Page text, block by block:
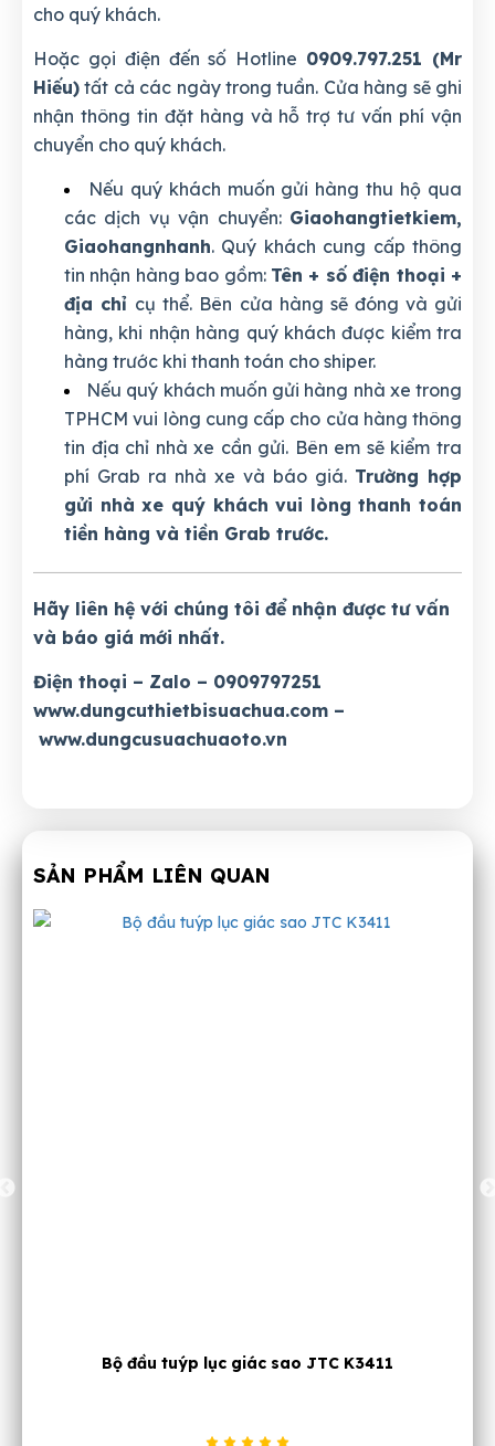
cho quý khách.
Hoặc gọi điện đến số Hotline 0909.797.251 (Mr
Hiếu) tất cả các ngày trong tuần. Cửa hàng sẽ ghi
nhận thông tin đặt hàng và hỗ trợ tư vấn phí vận
chuyển cho quý khách.
Nếu quý khách muốn gửi hàng thu hộ qua
các dịch vụ vận chuyển: Giaohangtietkiem,
Giaohangnhanh. Quý khách cung cấp thông
tin nhận hàng bao gồm: Tên + số điện thoại +
địa chỉ cụ thể. Bên cửa hàng sẽ đóng và gửi
hàng, khi nhận hàng quý khách được kiểm tra
hàng trước khi thanh toán cho shiper.
Nếu quý khách muốn gửi hàng nhà xe trong
TPHCM vui lòng cung cấp cho cửa hàng thông
tin địa chỉ nhà xe cần gửi. Bên em sẽ kiểm tra
phí Grab ra nhà xe và báo giá. Trường hợp
gửi nhà xe quý khách vui lòng thanh toán
tiền hàng và tiền Grab trước.
Hãy liên hệ với chúng tôi để nhận được tư vấn
và báo giá mới nhất.
Điện thoại – Zalo – 0909797251
www.dungcuthietbisuachua.com –
www.dungcusuachuaoto.vn
SẢN PHẨM LIÊN QUAN
Bộ đầu tuýp ngắn 6 cạnh 1-2 inch 10-24mm JTC